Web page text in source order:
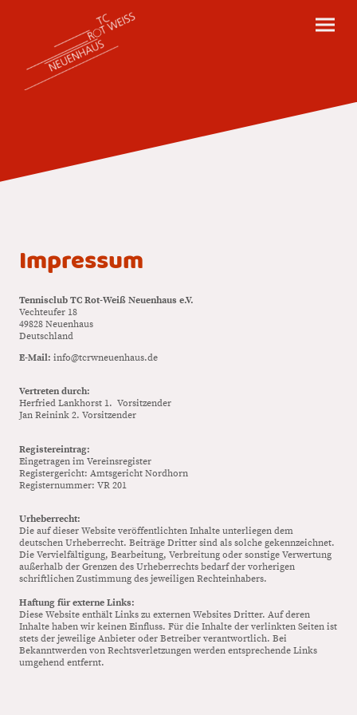
Impressum
Tennisclub TC Rot-Weiß Neuenhaus e.V.
Vechteufer 18
49828 Neuenhaus
Deutschland
E-Mail: info@tcrwneuenhaus.de
Vertreten durch:
Herfried Lankhorst 1. Vorsitzender
Jan Reinink 2. Vorsitzender
Registereintrag:
Eingetragen im Vereinsregister
Registergericht: Amtsgericht Nordhorn
Registernummer: VR 201
Urheberrecht:
Die auf dieser Website veröffentlichten Inhalte unterliegen dem
deutschen Urheberrecht. Beiträge Dritter sind als solche gekennzeichnet.
Die Vervielfältigung, Bearbeitung, Verbreitung oder sonstige Verwertung
außerhalb der Grenzen des Urheberrechts bedarf der vorherigen
schriftlichen Zustimmung des jeweiligen Rechteinhabers.
Haftung für externe Links:
Diese Website enthält Links zu externen Websites Dritter. Auf deren
Inhalte haben wir keinen Einfluss. Für die Inhalte der verlinkten Seiten ist
stets der jeweilige Anbieter oder Betreiber verantwortlich. Bei
Bekanntwerden von Rechtsverletzungen werden entsprechende Links
umgehend entfernt.